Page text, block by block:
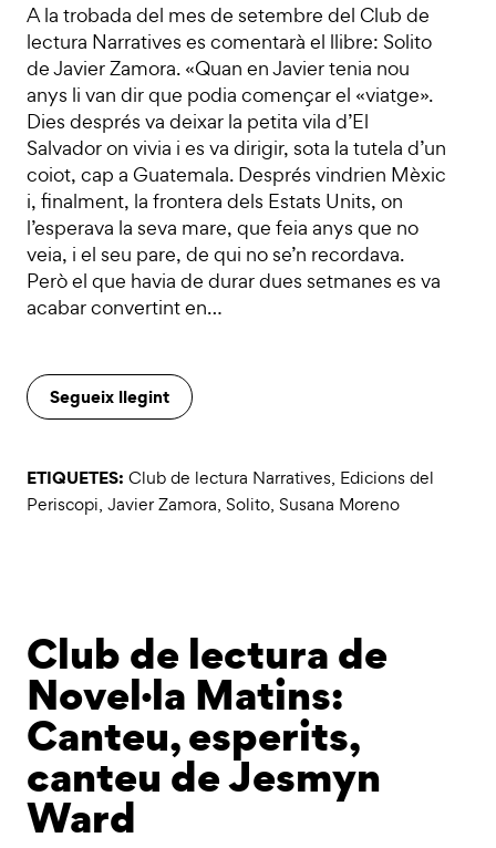
A la trobada del mes de setembre del Club de
lectura Narratives es comentarà el llibre: Solito
de Javier Zamora. «Quan en Javier tenia nou
anys li van dir que podia començar el «viatge».
Dies després va deixar la petita vila d’El
Salvador on vivia i es va dirigir, sota la tutela d’un
coiot, cap a Guatemala. Després vindrien Mèxic
i, finalment, la frontera dels Estats Units, on
l’esperava la seva mare, que feia anys que no
veia, i el seu pare, de qui no se’n recordava.
Però el que havia de durar dues setmanes es va
acabar convertint en…
Segueix llegint
ETIQUETES: Club de lectura Narratives, Edicions del
Periscopi, Javier Zamora, Solito, Susana Moreno
Club de lectura de
Novel·la Matins:
Canteu, esperits,
canteu de Jesmyn
Ward